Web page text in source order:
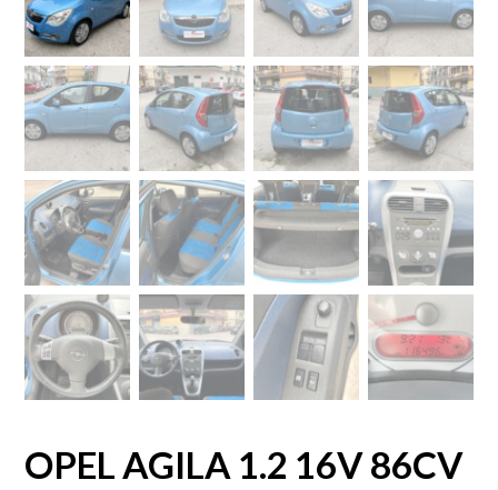
OPEL AGILA 1.2 16V 86CV